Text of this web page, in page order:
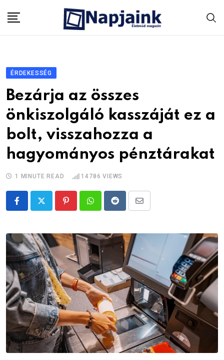
ÉRDEKESSÉG
Bezárja az összes
önkiszolgáló kasszáját ez a
bolt, visszahozza a
hagyományos pénztárakat
1 MINUTE READ 14786 VIEWS
PinterestWhatsappRedditShare
Email